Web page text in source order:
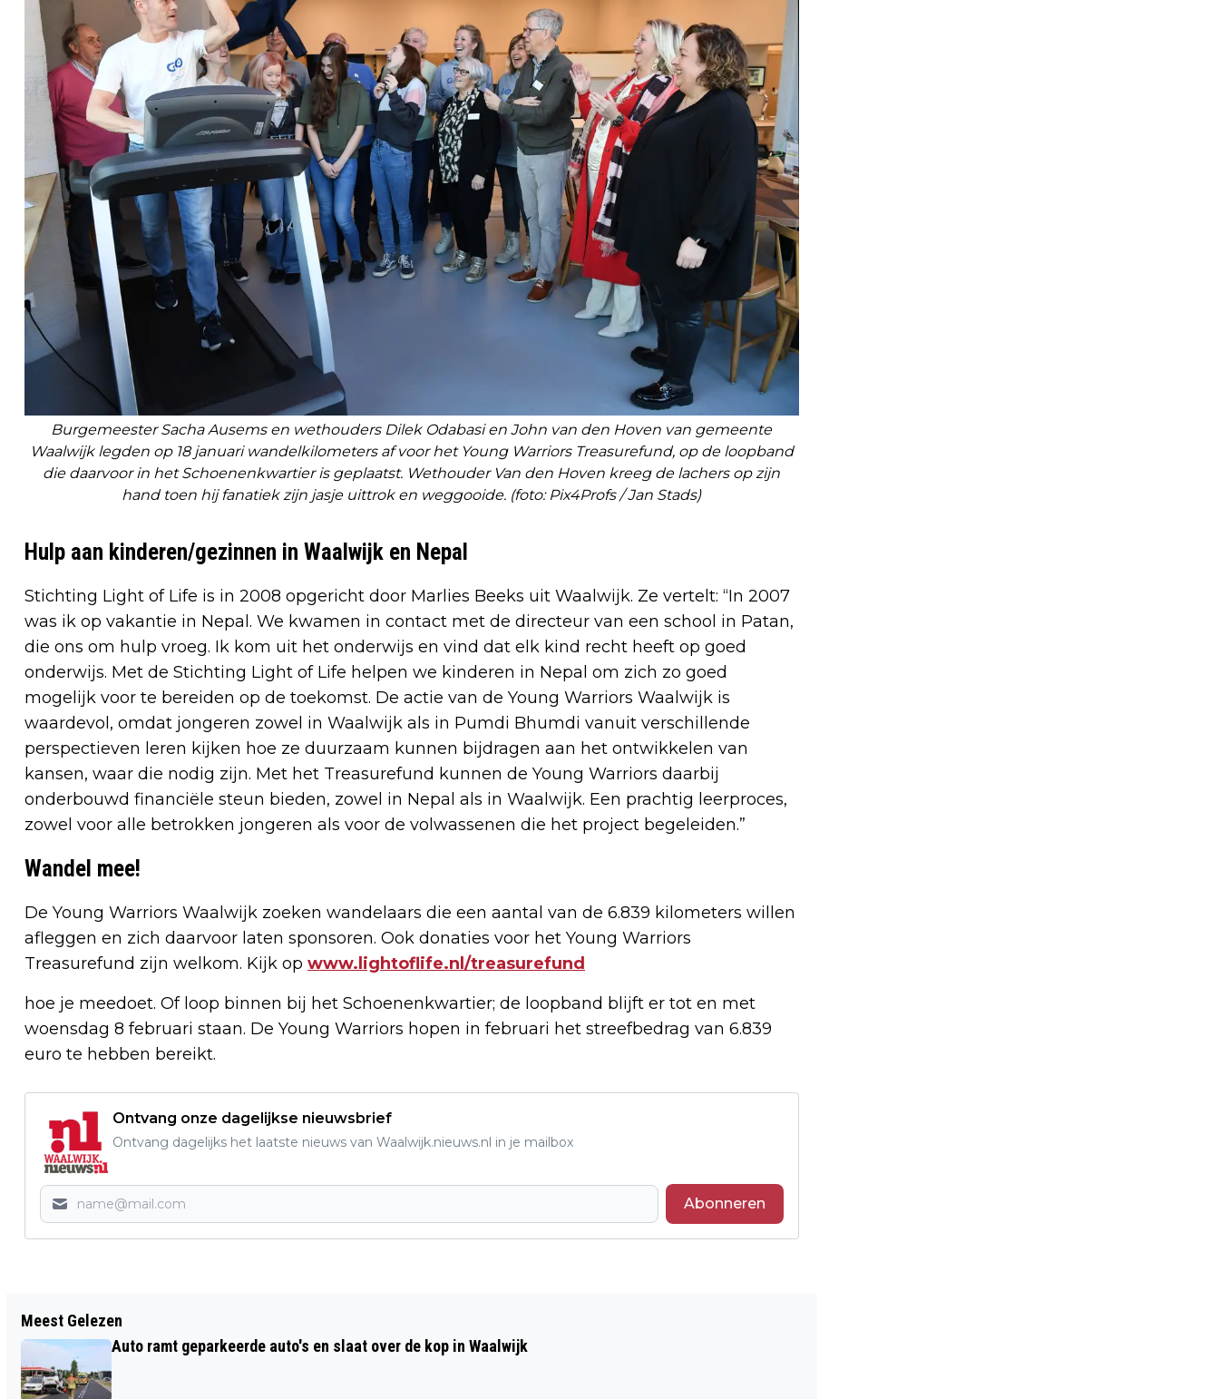
Burgemeester Sacha Ausems en wethouders Dilek Odabasi en John van den Hoven van gemeente
Waalwijk legden op 18 januari wandelkilometers af voor het Young Warriors Treasurefund, op de loopband
die daarvoor in het Schoenenkwartier is geplaatst. Wethouder Van den Hoven kreeg de lachers op zijn
hand toen hij fanatiek zijn jasje uittrok en weggooide. (foto: Pix4Profs / Jan Stads)
Hulp aan kinderen/gezinnen in Waalwijk en Nepal
Stichting Light of Life is in 2008 opgericht door Marlies Beeks uit Waalwijk. Ze vertelt: “In 2007
was ik op vakantie in Nepal. We kwamen in contact met de directeur van een school in Patan,
die ons om hulp vroeg. Ik kom uit het onderwijs en vind dat elk kind recht heeft op goed
onderwijs. Met de Stichting Light of Life helpen we kinderen in Nepal om zich zo goed
mogelijk voor te bereiden op de toekomst. De actie van de Young Warriors Waalwijk is
waardevol, omdat jongeren zowel in Waalwijk als in Pumdi Bhumdi vanuit verschillende
perspectieven leren kijken hoe ze duurzaam kunnen bijdragen aan het ontwikkelen van
kansen, waar die nodig zijn. Met het Treasurefund kunnen de Young Warriors daarbij
onderbouwd financiële steun bieden, zowel in Nepal als in Waalwijk. Een prachtig leerproces,
zowel voor alle betrokken jongeren als voor de volwassenen die het project begeleiden.”
Wandel mee!
De Young Warriors Waalwijk zoeken wandelaars die een aantal van de 6.839 kilometers willen
afleggen en zich daarvoor laten sponsoren. Ook donaties voor het Young Warriors
Treasurefund zijn welkom. Kijk op www.lightoflife.nl/treasurefund
hoe je meedoet. Of loop binnen bij het Schoenenkwartier; de loopband blijft er tot en met
woensdag 8 februari staan. De Young Warriors hopen in februari het streefbedrag van 6.839
euro te hebben bereikt.
Ontvang onze dagelijkse nieuwsbrief
Ontvang dagelijks het laatste nieuws van Waalwijk.nieuws.nl in je mailbox
Abonneren
GOEDE OPKOMST BIJ JEUGDINLOOP VAN
BADMINTONVERENIGING FST WAALWIJK
MENSEN MET KANKER OP 27 JANUARI
Meest Gelezen
Auto ramt geparkeerde auto's en slaat over de kop in Waalwijk